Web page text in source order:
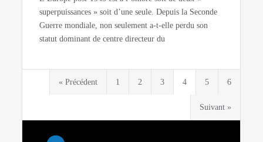
superpuissances » soit d’une seule. Depuis la Seconde
Guerre mondiale, non seulement a-t-elle perdu son
statut dominant de centre directeur du
« Précédent 1 2 3 4 5 6
Suivant »